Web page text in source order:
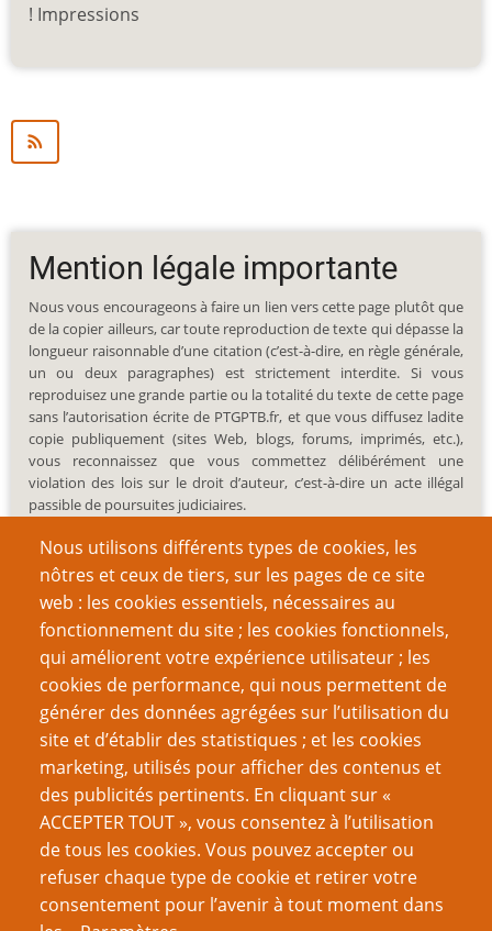
! Impressions
Nous utilisons différents types de cookies, les
nôtres et ceux de tiers, sur les pages de ce site
web : les cookies essentiels, nécessaires au
fonctionnement du site ; les cookies fonctionnels,
qui améliorent votre expérience utilisateur ; les
cookies de performance, qui nous permettent de
générer des données agrégées sur l’utilisation du
site et d’établir des statistiques ; et les cookies
marketing, utilisés pour afficher des contenus et
des publicités pertinents. En cliquant sur «
ACCEPTER TOUT », vous consentez à l’utilisation
de tous les cookies. Vous pouvez accepter ou
refuser chaque type de cookie et retirer votre
consentement pour l’avenir à tout moment dans
Mention légale importante
Nous vous encourageons à faire un lien vers cette page plutôt que
de la copier ailleurs, car toute reproduction de texte qui dépasse la
longueur raisonnable d’une citation (c’est-à-dire, en règle générale,
un ou deux paragraphes) est strictement interdite. Si vous
reproduisez une grande partie ou la totalité du texte de cette page
sans l’autorisation écrite de PTGPTB.fr, et que vous diffusez ladite
copie publiquement (sites Web, blogs, forums, imprimés, etc.),
vous reconnaissez que vous commettez délibérément une
violation des lois sur le droit d’auteur, c’est-à-dire un acte illégal
passible de poursuites judiciaires.
Recherche
Nom d'utilisateur
Mot de passe